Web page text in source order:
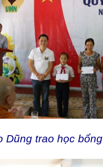
Dũng trao học bổng